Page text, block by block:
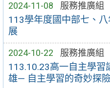
2024-11-08 服務推廣組
113學年度國中部七、
展
2024-10-22 服務推廣組
113.10.23高一自主學習
雄— 自主學習的奇妙探